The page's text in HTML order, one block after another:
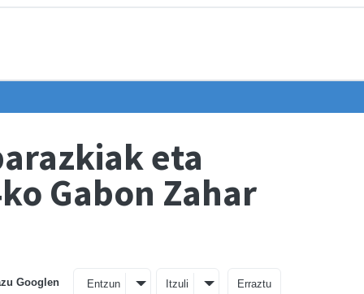
eta
Gabon Zahar
Googlen Entzun Itzuli Erraztu